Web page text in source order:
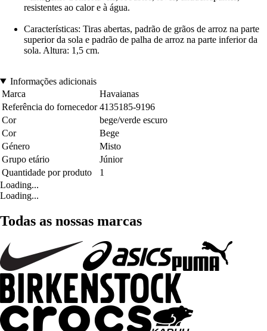
resistentes ao calor e à água.
Características: Tiras abertas, padrão de grãos de arroz na parte
superior da sola e padrão de palha de arroz na parte inferior da
sola. Altura: 1,5 cm.
Informações adicionais
Marca
Havaianas
Referência do fornecedor 4135185-9196
Cor
bege/verde escuro
Cor
Bege
Género
Misto
Grupo etário
Júnior
Quantidade por produto
1
Loading...
Loading...
Todas as nossas marcas